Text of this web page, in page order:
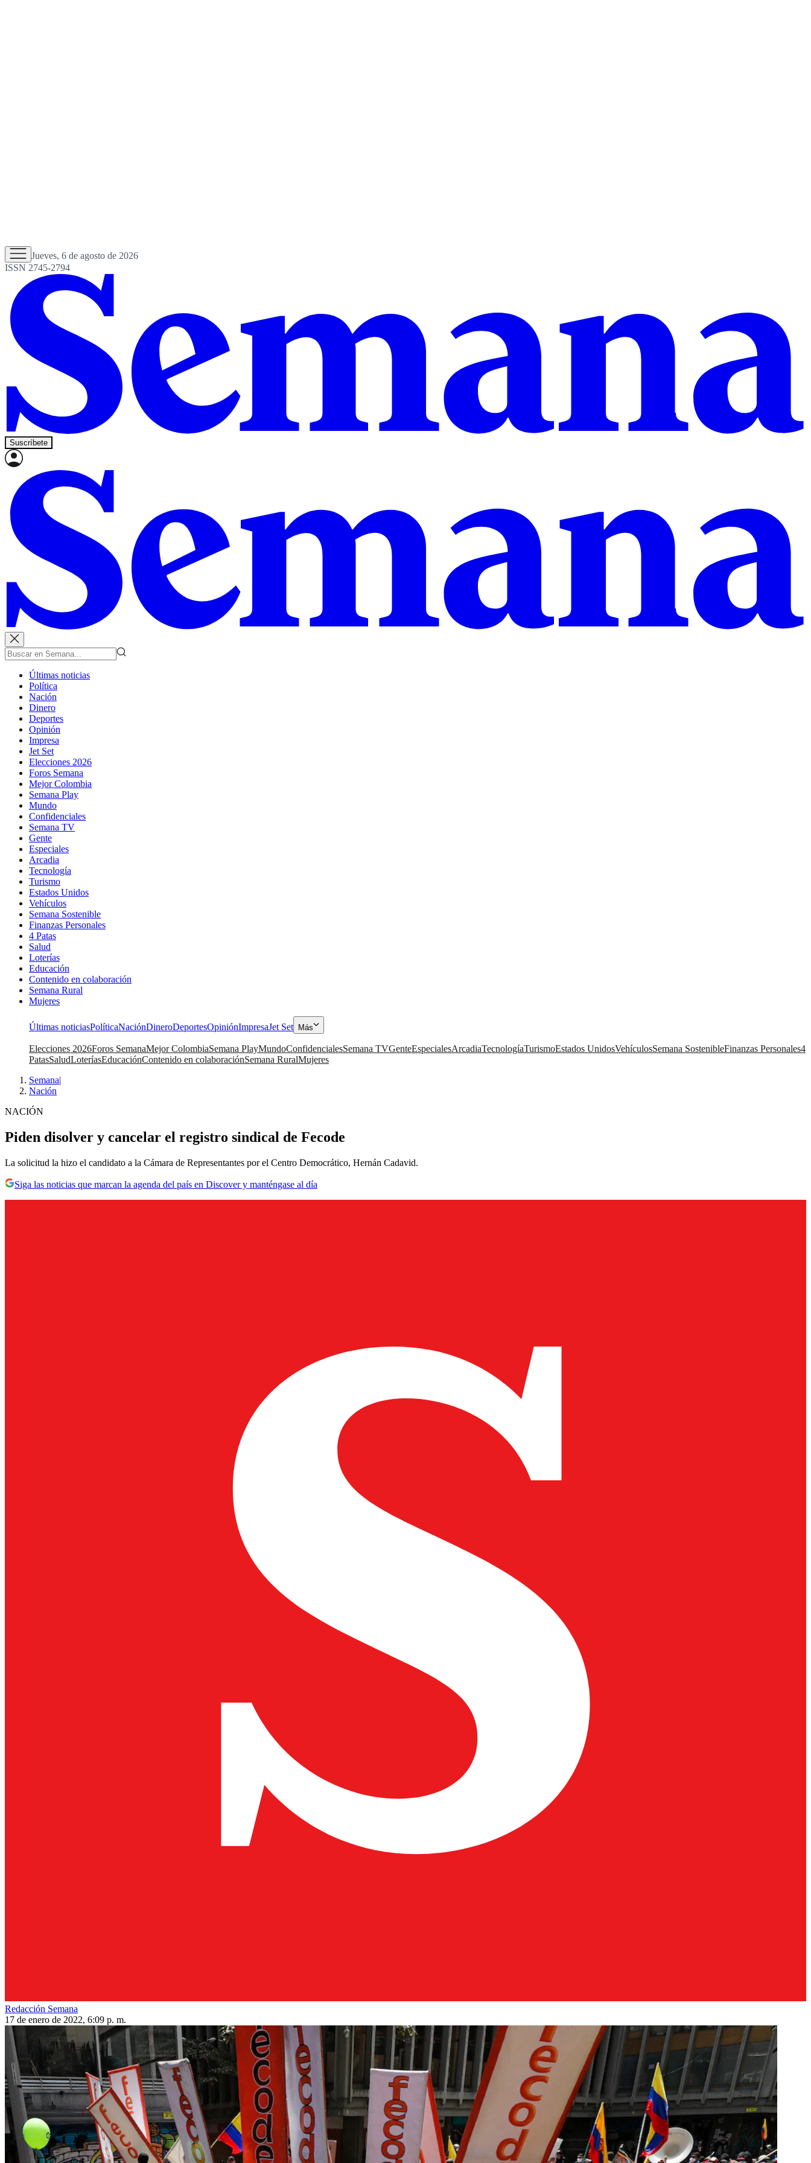
Jueves, 6 de agosto de 2026
ISSN 2745-2794
Suscríbete
Últimas noticias
Política
Nación
Dinero
Deportes
Opinión
Impresa
Jet Set
Elecciones 2026
Foros Semana
Mejor Colombia
Semana Play
Mundo
Confidenciales
Semana TV
Gente
Especiales
Arcadia
Tecnología
Turismo
Estados Unidos
Vehículos
Semana Sostenible
Finanzas Personales
4 Patas
Salud
Loterías
Educación
Contenido en colaboración
Semana Rural
Mujeres
Últimas noticiasPolíticaNaciónDineroDeportesOpiniónImpresaJet Set Más
Elecciones 2026Foros SemanaMejor ColombiaSemana PlayMundoConfidencialesSemana TVGenteEspecialesArcadiaTecnologíaTurismoEstados UnidosVehículosSemana SostenibleFinanzas Personales4
PatasSaludLoteríasEducaciónContenido en colaboraciónSemana RuralMujeres
Semana|
Nación
NACIÓN
Piden disolver y cancelar el registro sindical de Fecode
La solicitud la hizo el candidato a la Cámara de Representantes por el Centro Democrático, Hernán Cadavid.
Siga las noticias que marcan la agenda del país en Discover y manténgase al día
Redacción Semana
17 de enero de 2022, 6:09 p. m.